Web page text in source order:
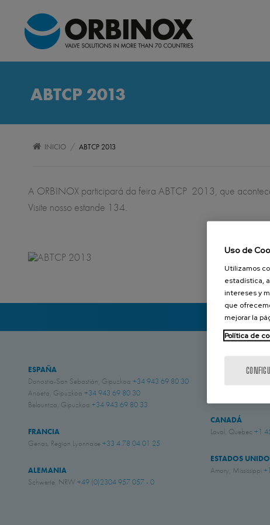
ABTCP 2013
INICIO / ABTCP 2013
A ORBINOX participará da feira ABTCP 2013, que
Visite nosso estande 134.
ESPAÑA
Donostia-San Sebastián, Gipuzkoa +34 943 69 80 30
Anoeta, Gipuzkoa +34 943 69 80 30
Belauntza, Gipuzkoa +34 943 69 80 33
FRANCIA
Genas, Region Lyonnaise+33 4 78 04 01 25
ALEMANIA
Schwerte, NRW +49 (0)2304 957 057 - 0
REINO UNIDO
CANADÁ
Laval, Quebec +1
ESTADOS
Amory, Mississippi
Uso de
Utilizamos
estadística,
intereses y
que
mejorar la
Política de